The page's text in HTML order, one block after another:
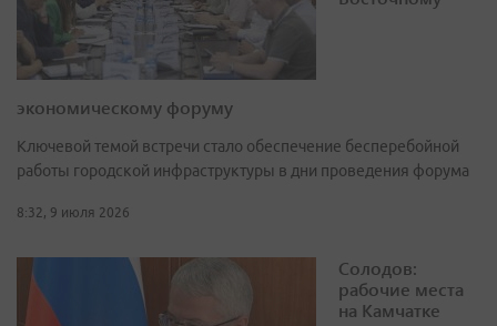
экономическому форуму
Ключевой темой встречи стало обеспечение бесперебойной
работы городской инфраструктуры в дни проведения форума
8:32, 9 июля 2026
Солодов:
рабочие места
на Камчатке